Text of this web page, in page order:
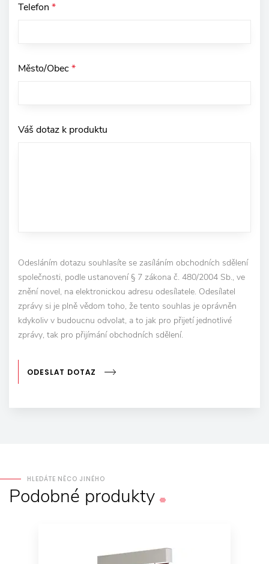
Telefon *
Město/Obec*
Váš dotaz k produktu
Odesláním dotazu souhlasíte se zasíláním obchodních sdělení
společnosti, podle ustanovení § 7 zákona č. 480/2004 Sb., ve
znění novel, na elektronickou adresu odesílatele. Odesílatel
zprávy si je plně vědom toho, že tento souhlas je oprávněn
kdykoliv v budoucnu odvolat, a to jak pro přijetí jednotlivé
zprávy, tak pro přijímání obchodních sdělení.
ODESLAT DOTAZ
HLEDÁTE NĚCO JINÉHO
Podobné produkty